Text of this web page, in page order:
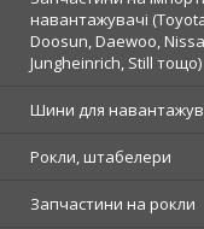
навантажувачі
Doosun, Daewoo,
Jungheinrich, Still тощо)
Шини для
Рокли, штабелери
Запчастини на рокли